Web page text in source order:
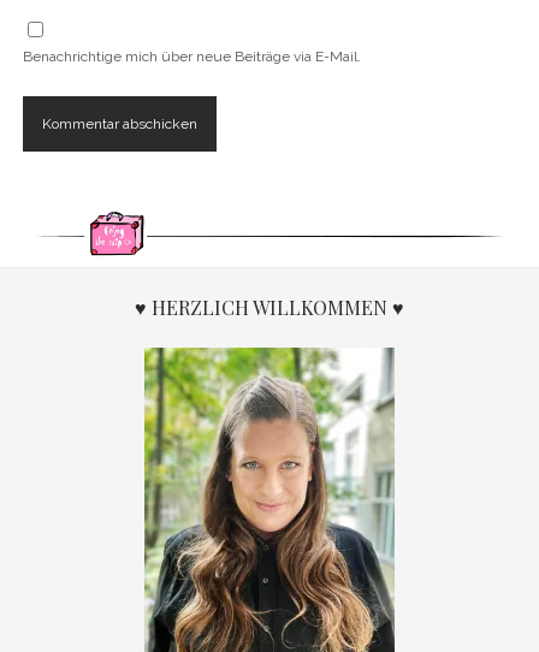
Benachrichtige mich über neue Beiträge via E-Mail.
♥ HERZLICH WILLKOMMEN ♥